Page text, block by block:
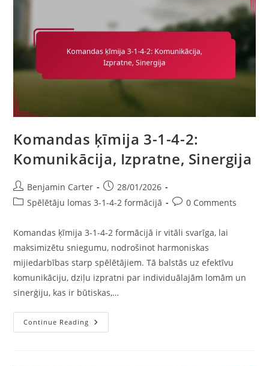
Darbs
Komandas ķīmija 3-1-4-2:
Komunikācija, Izpratne, Sinergija
Post
author:
Benjamin Carter
Post
published:
28/01/2026
PostSpēlētāju lomas 3-1-4-2 formācijā
Post0 Comments
Komandas ķīmija 3-1-4-2 formācijā ir vitāli svarīga, lai
maksimizētu sniegumu, nodrošinot harmoniskas
mijiedarbības starp spēlētājiem. Tā balstās uz efektīvu
komunikāciju, dziļu izpratni par individuālajām lomām un
sinerģiju, kas ir būtiskas,…
Continue Reading Komandas
Ķīmija